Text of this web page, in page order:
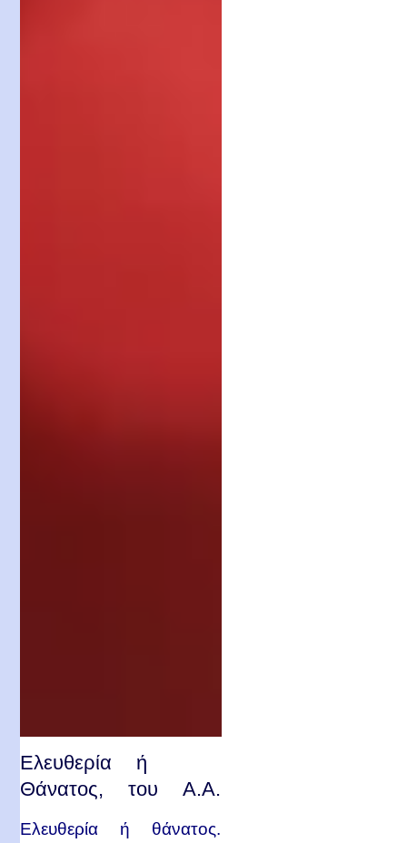
Ελευθερία ή
Θάνατος, του Α.Α.
Ελευθερία ή θάνατος.